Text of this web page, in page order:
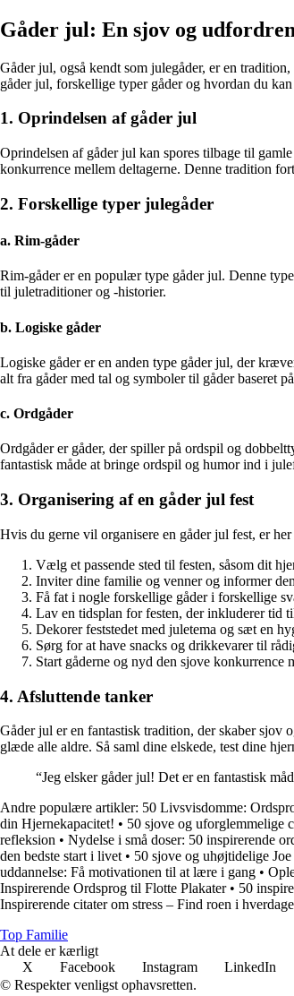
Gåder jul: En sjov og
Gåder jul, også kendt som julegåder, er en
gåder jul, forskellige typer gåder og hvordan du
1. Oprindelsen af ​​gåder jul
Oprindelsen af ​​gåder jul kan spores tilbage til
konkurrence mellem deltagerne. Denne tradition
2. Forskellige typer julegåder
a. Rim-gåder
Rim-gåder er en populær type gåder jul. Denne
til juletraditioner og -historier.
b. Logiske gåder
Logiske gåder er en anden type gåder jul, der
alt fra gåder med tal og symboler til gåder baseret
c. Ordgåder
Ordgåder er gåder, der spiller på ordspil og
fantastisk måde at bringe ordspil og humor ind i
3. Organisering af en gåder jul fest
Hvis du gerne vil organisere en gåder jul fest, er
Vælg et passende sted til festen, såsom dit
Inviter dine familie og venner og informer
Få fat i nogle forskellige gåder i forskellige
Lav en tidsplan for festen, der inkluderer tid
Dekorer feststedet med juletema og sæt en
Sørg for at have snacks og drikkevarer til
Start gåderne og nyd den sjove konkurrence
4. Afsluttende tanker
Gåder jul er en fantastisk tradition, der skaber
glæde alle aldre. Så saml dine elskede, test dine
“Jeg elsker gåder jul! Det er en fantastisk
Andre populære artikler: 50 Livsvisdomme:
din Hjernekapacitet! • 50 sjove og uforglemmelige
refleksion • Nydelse i små doser: 50 inspirerende
den bedste start i livet • 50 sjove og uhøjtidelige
uddannelse: Få motivationen til at lære i gang •
Inspirerende Ordsprog til Flotte Plakater• 50
Inspirerende citater om stress – Find roen i
Top Familie
At dele er kærligt
X
Facebook Instagram LinkedIn
© Respekter venligst ophavsretten.